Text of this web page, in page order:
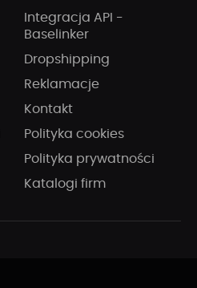
Integracja API -
Baselinker
Dropshipping
Reklamacje
Kontakt
Polityka cookies
Polityka prywatności
Katalogi firm